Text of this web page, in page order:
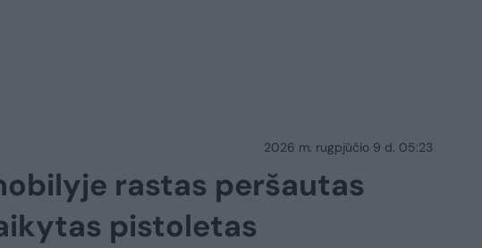
2026 m. rugpjūčio 9 d. 05:23
rastas peršautas
pistoletas